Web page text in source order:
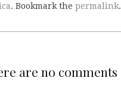
. Bookmark the permalink.
are no comments